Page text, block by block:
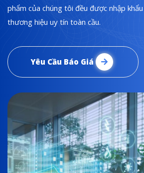
phẩm của chúng tôi đều được nhập
thương hiệu uy tín toàn cầu.
Yêu Cầu Báo Giá